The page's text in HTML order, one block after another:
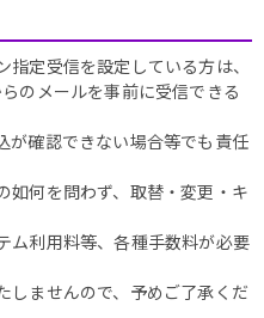
定受信を設定している方は、
のメールを事前に受信できる
確認できない場合等でも責任
何を問わず、取替・変更・キ
ム利用料等、各種手数料が必要
ませんので、予めご了承くだ